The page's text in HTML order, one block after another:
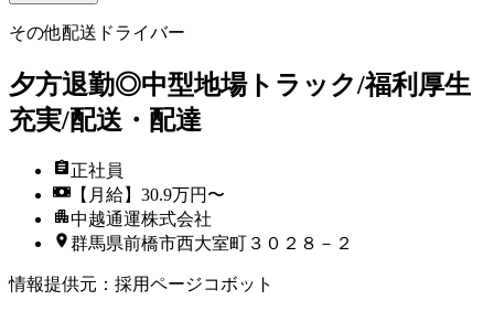
その他配送ドライバー
夕方退勤◎中型地場トラック/福利厚生
充実/配送・配達
正社員
【月給】30.9万円〜
中越通運株式会社
群馬県前橋市西大室町３０２８－２
情報提供元 ： 採用ページコボット